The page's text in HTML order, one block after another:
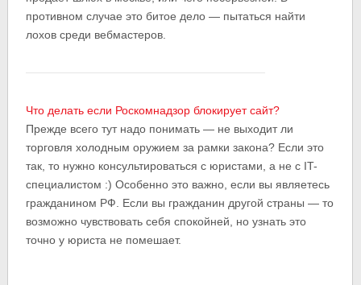
противном случае это битое дело — пытаться найти
лохов среди вебмастеров.
Что делать если Роскомнадзор блокирует сайт?
Прежде всего тут надо понимать — не выходит ли
торговля холодным оружием за рамки закона? Если это
так, то нужно консультироваться с юристами, а не с IT-
специалистом :) Особенно это важно, если вы являетесь
гражданином РФ. Если вы гражданин другой страны — то
возможно чувствовать себя спокойней, но узнать это
точно у юриста не помешает.